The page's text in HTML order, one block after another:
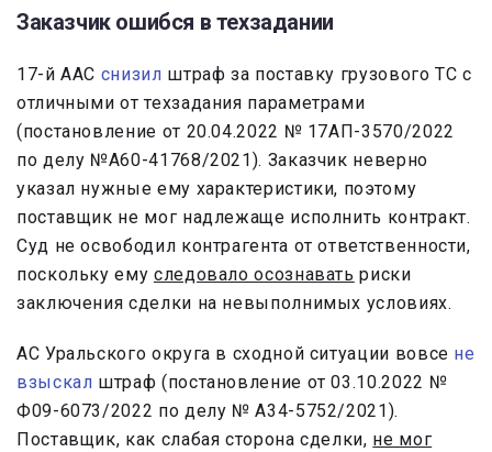
Заказчик ошибся в техзадании
17-й ААС снизил штраф за поставку грузового ТС с
отличными от техзадания параметрами
(постановление от 20.04.2022 № 17АП-3570/2022
по делу №А60-41768/2021). Заказчик неверно
указал нужные ему характеристики, поэтому
поставщик не мог надлежаще исполнить контракт.
Суд не освободил контрагента от ответственности,
поскольку ему следовало осознавать риски
заключения сделки на невыполнимых условиях.
АС Уральского округа в сходной ситуации вовсе не
взыскал штраф (постановление от 03.10.2022 №
Ф09-6073/2022 по делу № А34-5752/2021).
Поставщик, как слабая сторона сделки, не мог